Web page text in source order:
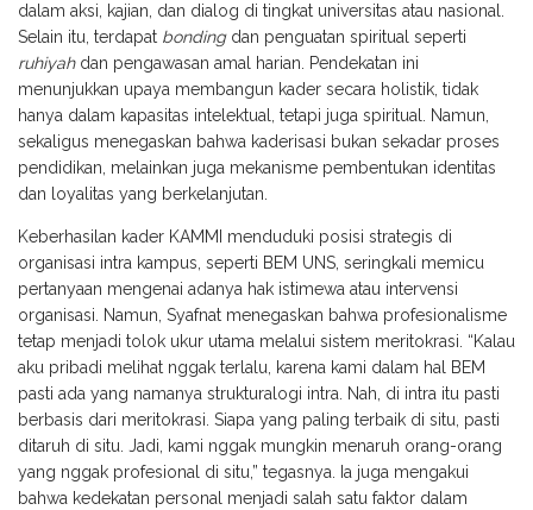
dalam aksi, kajian, dan dialog di tingkat universitas atau nasional.
Selain itu, terdapat bondingdan penguatan spiritual seperti
ruhiyahdan pengawasan amal harian. Pendekatan ini
menunjukkan upaya membangun kader secara holistik, tidak
hanya dalam kapasitas intelektual, tetapi juga spiritual. Namun,
sekaligus menegaskan bahwa kaderisasi bukan sekadar proses
pendidikan, melainkan juga mekanisme pembentukan identitas
dan loyalitas yang berkelanjutan.
Keberhasilan kader KAMMI menduduki posisi strategis di
organisasi intra kampus, seperti BEM UNS, seringkali memicu
pertanyaan mengenai adanya hak istimewa atau intervensi
organisasi. Namun, Syafnat menegaskan bahwa profesionalisme
tetap menjadi tolok ukur utama melalui sistem meritokrasi. “Kalau
aku pribadi melihat nggak terlalu, karena kami dalam hal BEM
pasti ada yang namanya strukturalogi intra. Nah, di intra itu pasti
berbasis dari meritokrasi. Siapa yang paling terbaik di situ, pasti
ditaruh di situ. Jadi, kami nggak mungkin menaruh orang-orang
yang nggak profesional di situ,” tegasnya. Ia juga mengakui
bahwa kedekatan personal menjadi salah satu faktor dalam